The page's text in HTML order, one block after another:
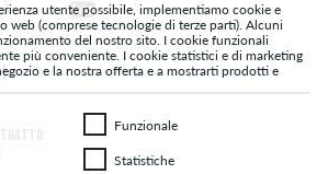
utente possibile, implementiamo cookie e
web (comprese tecnologie di terze parti). Alcuni
del nostro sito. I cookie funzionali
più conveniente. I cookie statistici e di marketing
e la nostra offerta e a mostrarti prodotti e
FunzionaleFunzionale
StatisticheStatistiche